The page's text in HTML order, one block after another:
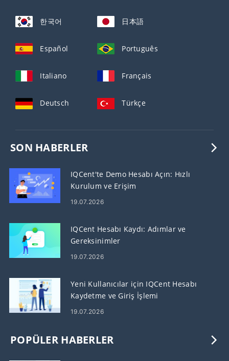
한국어 日本語
Español Português
Italiano Français
Deutsch Türkçe
SON HABERLER
IQCent'te Demo Hesabı Açın: Hızlı
Kurulum ve Erişim
19.07.2026
IQCent Hesabı Kaydı: Adımlar ve
Gereksinimler
19.07.2026
Yeni Kullanıcılar için IQCent Hesabı
Kaydetme ve Giriş İşlemi
19.07.2026
POPÜLER HABERLER